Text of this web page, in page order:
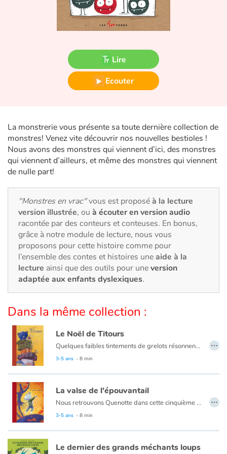
Fable, mythe, littérature et poésie
Princesses et princes, rois, reines et dragons
Ogres, monstres et sorcières
Héroïnes et héros
Les animaux
Voyage, épopée, enquête, aventure
Autour du monde
Apprentissage
Art, espace, activité
Documentaires
En famille
Quotidien et loisirs
À l'école
Fêtes et évènements
Amour et amitié
Sujets de société
Émotions et sentiments
Lire
Ecouter
La monstrerie vous présente sa toute dernière collection de
monstres! Venez vite découvrir nos nouvelles bestioles !
Nous avons des monstres qui viennent d’ici, des monstres
qui viennent d’ailleurs, et même des monstres qui viennent
de nulle part!
"Monstres en vrac"vous est proposéà la lecture
version illustrée, ou à écouter en version audio
racontée par des conteurs et conteuses. En bonus,
grâce à notre module de lecture, nous vous
proposons pour cette histoire comme pour
l’ensemble des contes et histoires uneaide à la
lecture ainsi que des outils pour uneversion
adaptée aux enfants dyslexiques.
Dans la même collection :
Le Noël de Titours
Quelques faibles tintements de grelots résonnent encore au loin, puis le silence envahit la pièce... Quenotte découvre alors un ours en peluche qui ne veut pas être un jouet et qui exige sa maman! Notre courageuse souris décide d'accompagner l'ourson pour la retrouver : une grande aventure les attend! Vous ne regarderez plus jamais les étoiles de la même façon...
3-5 ans - 8 min
…
La valse de l'épouvantail
Nous retrouvons Quenotte dans cette cinquième aventure un peu particulière... C'est l'automne : du bruit, une plainte... et un épouvantail qui doit se faire brûler puisque les fermiers trouvent qu'il ne sert plus à rien. Comment la petite souris va-t-elle aider son nouvel ami ?
3-5 ans - 8 min
…
Le dernier des grands méchants loups